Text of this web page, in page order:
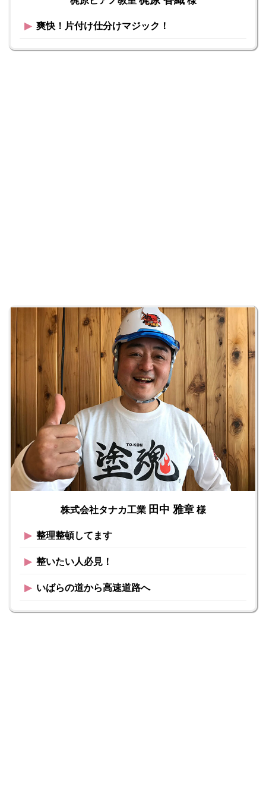
▶︎ 爽快！片付け仕分けマジック！
株式会社タナカ工業 田中 雅章様
▶︎ 整理整頓してます
▶︎ 整いたい人必見！
▶︎ いばらの道から高速道路へ